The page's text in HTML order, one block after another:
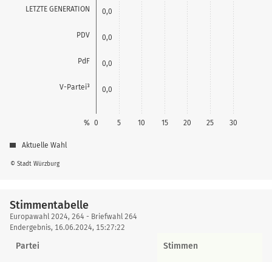
LETZTE GENERATION
PDV
PdF
V-Partei³
0 5 10 15 20 25 30
%
0,0
0,0
0,0
0,0
© Stadt Würzburg
Aktuelle Wahl
Stimmentabelle
Stimmentabelle
Europawahl 2024, 264 - Briefwahl 264
Endergebnis, 16.06.2024, 15:27:22
Partei Stimmen